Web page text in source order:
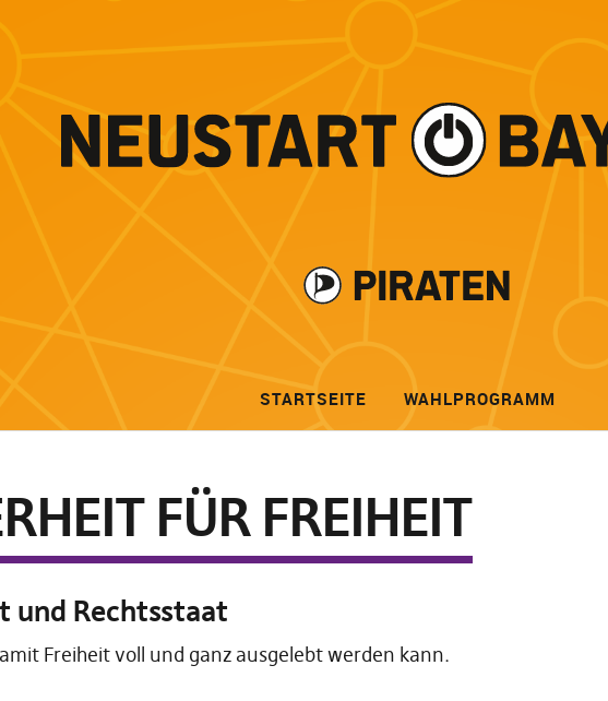
STARTSEITE WAHLPROGRAMM
FÜR FREIHEIT
und Rechtsstaat
Freiheit voll und ganz ausgelebt werden kann.